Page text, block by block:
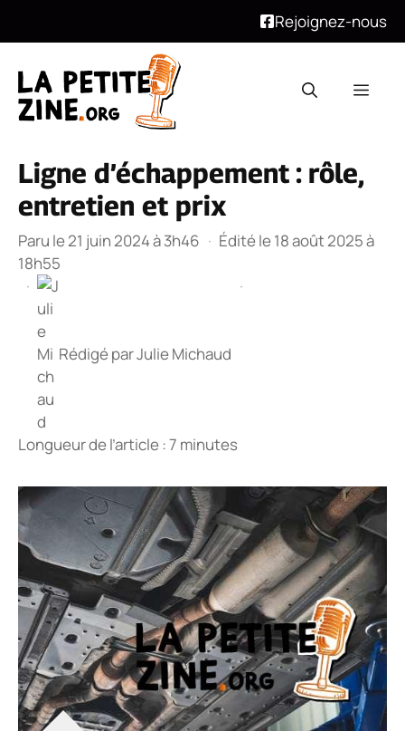
Rejoignez-nous
contenu
Ligne d’échappement : rôle,
entretien et prix
Paru le 21 juin 2024 à 3h46 · Édité le 18 août 2025 à
18h55
·
Rédigé parJulie Michaud
·
Longueur de l’article : 7 minutes